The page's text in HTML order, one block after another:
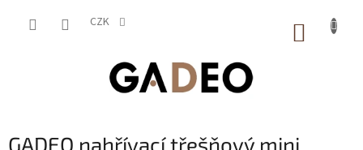
CZK
GADEO nahřívací třešňový mini